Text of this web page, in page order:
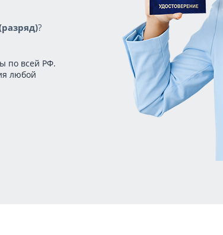
?
по всей РФ.
любой